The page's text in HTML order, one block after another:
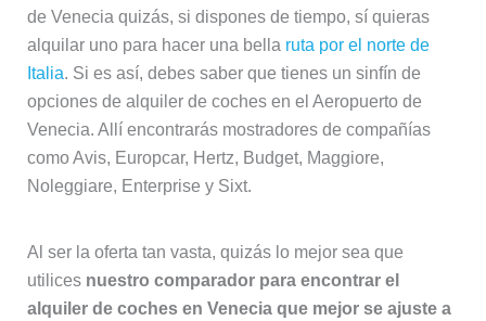
de Venecia quizás, si dispones de tiempo, sí quieras
alquilar uno para hacer una bella ruta por el norte de
Italia. Si es así, debes saber que tienes un sinfín de
opciones de alquiler de coches en el Aeropuerto de
Venecia. Allí encontrarás mostradores de compañías
como Avis, Europcar, Hertz, Budget, Maggiore,
Noleggiare, Enterprise y Sixt.
Al ser la oferta tan vasta, quizás lo mejor sea que
utilices nuestro comparador para encontrar el
alquiler de coches en Venecia que mejor se ajuste a